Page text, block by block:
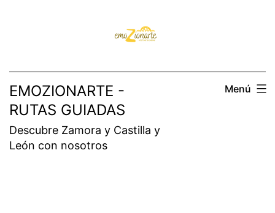
EMOZIONARTE -
RUTAS GUIADAS
Descubre Zamora y Castilla y
León con nosotros
Menú